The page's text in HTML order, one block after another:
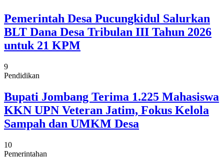
Pemerintah Desa Pucungkidul Salurkan
BLT Dana Desa Tribulan III Tahun 2026
untuk 21 KPM
9
Pendidikan
Bupati Jombang Terima 1.225 Mahasiswa
KKN UPN Veteran Jatim, Fokus Kelola
Sampah dan UMKM Desa
10
Pemerintahan